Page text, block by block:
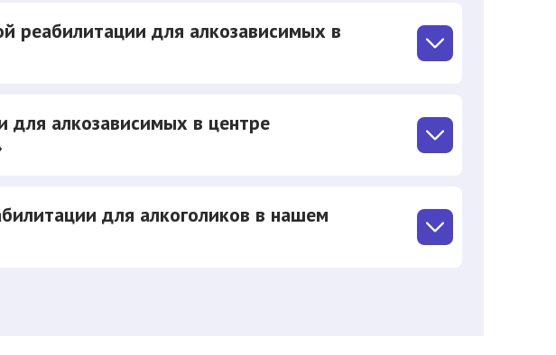
реабилитации для алкозависимых в
для алкозависимых в центре
для алкоголиков в нашем